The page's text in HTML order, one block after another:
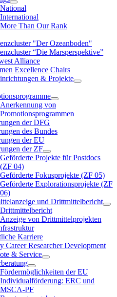
National
International
More Than Our Rank
"Der Ozeanboden"
“Die Marsperspektive”
Alliance
Excellence Chairs
& Projekte
Anerkennung von
Promotionsprogrammen
der DFG
des Bundes
der EU
der ZF
Geförderte Projekte für Postdocs
(ZF 04)
Geförderte Fokusprojekte (ZF 05)
Geförderte Explorationsprojekte (ZF
06)
und Drittmittelbericht
Drittmittelbericht
Anzeige von Drittmittelprojekten
Karriere
Career Researcher Development
& Service
Fördermöglichkeiten der EU
Individualförderung: ERC und
MSCA-PF